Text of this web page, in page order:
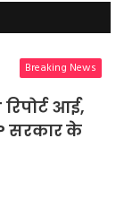
Breaking News
आई,
सरकार के